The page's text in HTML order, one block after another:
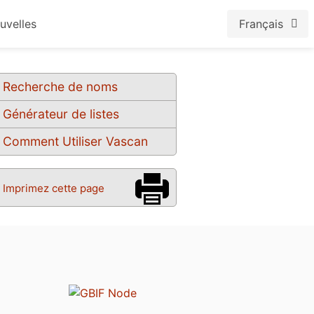
Français
Recherche de noms
Générateur de listes
Comment Utiliser Vascan
Imprimez cette page